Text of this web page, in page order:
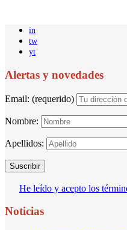
in
tw
yt
Alertas y novedades
Email: (requerido)
Nombre:
Apellidos:
He leído y acepto los
Noticias